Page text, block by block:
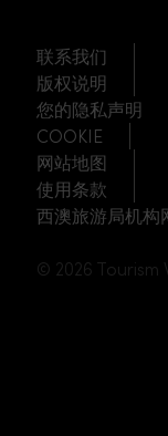
联系我们
版权说明
您的隐私声明
COOKIE
网站地图
使用条款
西澳旅游局机构
© 2026 Tourism